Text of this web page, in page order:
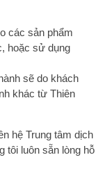
các sản phẩm
hoặc sử dụng
sẽ do khách
khác từ Thiên
hệ Trung tâm dịch
tôi luôn sẵn lòng hỗ